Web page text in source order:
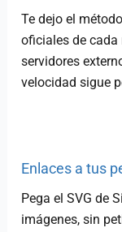
Te dejo el
oficiales de cada
servidores
velocidad sigue
Enlaces a tus
Pega el SVG de
imágenes, sin